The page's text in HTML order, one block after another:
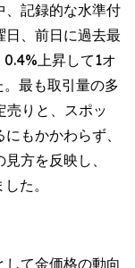
、記録的な水準付
日、前日に過去最
上昇して1オ
最も取引量の多
売りと、スポッ
もかかわらず、
方を反映し、
た。
て金価格の動向